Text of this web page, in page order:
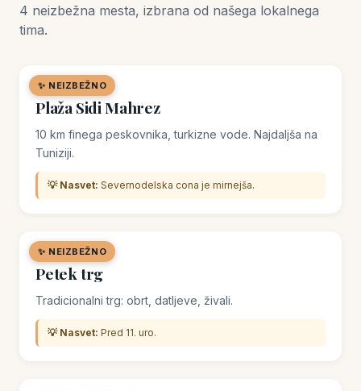
4 neizbežna mesta, izbrana od našega lokalnega
tima.
✨ NEIZBEŽNO
🏖️ PLAŽA
Plaža Sidi Mahrez
10 km finega peskovnika, turkizne vode. Najdaljša na
Tuniziji.
💡 Nasvet: Severnodelska cona je mirnejša.
✨ NEIZBEŽNO
🛒 TRG / SOUK
Petek trg
Tradicionalni trg: obrt, datljeve, živali.
💡 Nasvet: Pred 11. uro.